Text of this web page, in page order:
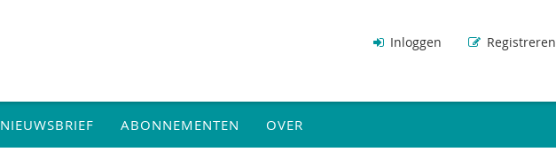
Inloggen Registreren
NIEUWSBRIEF ABONNEMENTEN OVER